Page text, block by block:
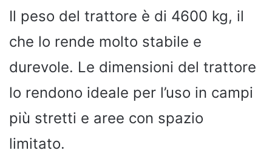
Il peso del trattore è di 4600 kg, il
che lo rende molto stabile e
durevole. Le dimensioni del trattore
lo rendono ideale per l’uso in campi
più stretti e aree con spazio
limitato.